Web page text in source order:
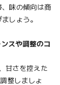
味の傾向は商
しょう。
スや調整のコ
甘さを控えた
整しましょ